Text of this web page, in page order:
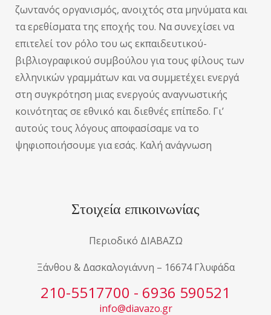
ζωντανός οργανισμός, ανοιχτός στα μηνύματα και
τα ερεθίσματα της εποχής του. Να συνεχίσει να
επιτελεί τον ρόλο του ως εκπαιδευτικού-
βιβλιογραφικού συμβούλου για τους φίλους των
ελληνικών γραμμάτων και να συμμετέχει ενεργά
στη συγκρότηση μιας ενεργούς αναγνωστικής
κοινότητας σε εθνικό και διεθνές επίπεδο. Γι’
αυτούς τους λόγους αποφασίσαμε να το
ψηφιοποιήσουμε για εσάς. Καλή ανάγνωση
Στοιχεία επικοινωνίας
Περιοδικό ΔΙΑΒΑΖΩ
Ξάνθου & Δασκαλογιάννη – 16674 Γλυφάδα
210-5517700 - 6936 590521
info@diavazo.gr